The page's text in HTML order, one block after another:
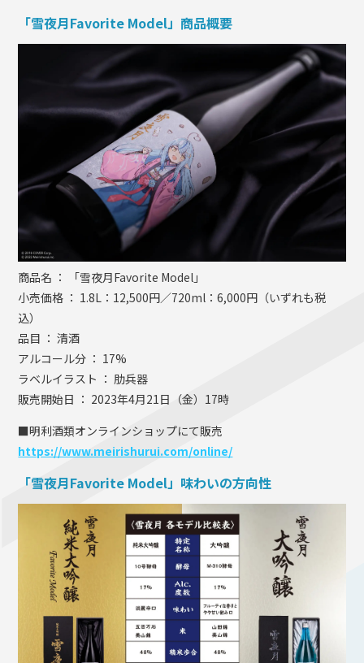
「雪夜月Favorite Model」商品概要
商品名 ： 「雪夜月Favorite Model」
小売価格 ： 1.8L：12,500円／720ml：6,000円（いずれも税
込）
品目 ： 清酒
アルコール分 ： 17%
ラベルイラスト ： 肋兵器
販売開始日 ： 2023年4月21日（金）17時
■明利酒類オンラインショップにて販売
https://www.meirishurui.com/online/
「雪夜月Favorite Model」味わいの方向性